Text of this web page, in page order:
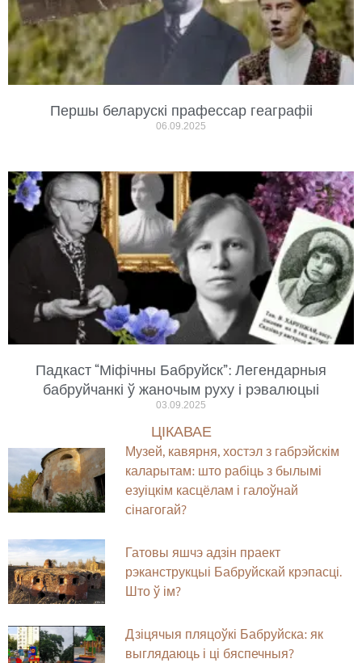
Першы беларускі прафессар геаграфіі
06.09.2025
Падкаст “Міфічны Бабруйск”: Легендарныя
бабруйчанкі ў жаночым руху і рэвалюцыі
03.09.2025
ЦІКАВАЕ
Музей, кавярня, хостэл з габрэйскім
каларытам: што рабіць з былымі
езуіцкім касцёлам і галоўнай
сінагогай?
Гатовы яшчэ адзін праект
рэканструкцыі Бабруйскай крэпасці.
Што ў ім?
Дзіцячыя пляцоўкі Бабруйска: як
выглядаюць і ці бяспечныя?